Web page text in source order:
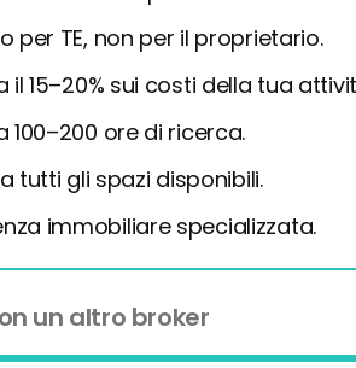
per TE, non per il proprietario.
il 15–20% sui costi della tua
100–200 ore di ricerca.
tutti gli spazi disponibili.
immobiliare specializzata.
un altro broker